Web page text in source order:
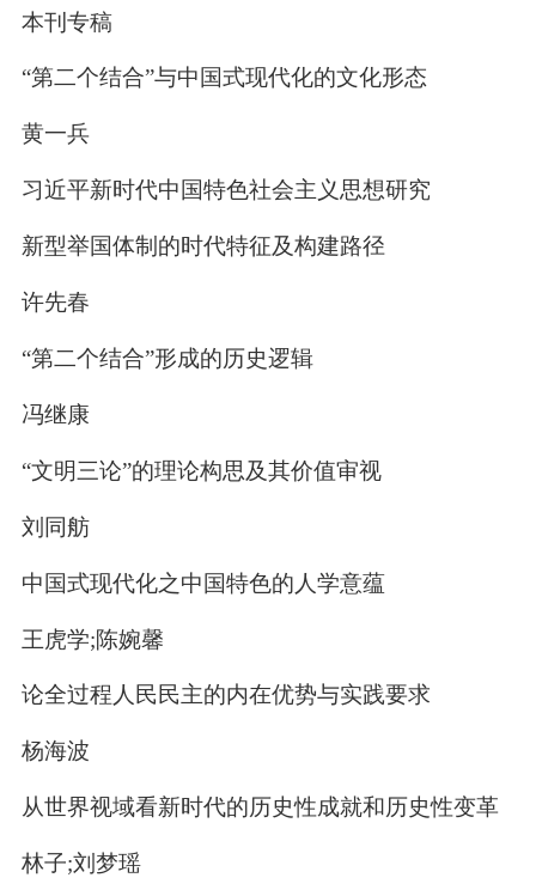
本刊专稿
“第二个结合”与中国式现代化的文化形态
黄一兵
习近平新时代中国特色社会主义思想研究
新型举国体制的时代特征及构建路径
许先春
“第二个结合”形成的历史逻辑
冯继康
“文明三论”的理论构思及其价值审视
刘同舫
中国式现代化之中国特色的人学意蕴
王虎学;陈婉馨
论全过程人民民主的内在优势与实践要求
杨海波
从世界视域看新时代的历史性成就和历史性变革
林子;刘梦瑶